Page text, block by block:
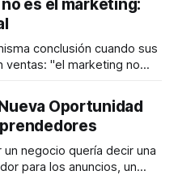
personas a tomar mejores
Su propuesta busca
es el marketing:
conclusión cuando sus
ventas: "el marketing no
otro lugar. Durante
PRO, el especialista en
Oportunidad
negocio quería decir una
para los anuncios, un